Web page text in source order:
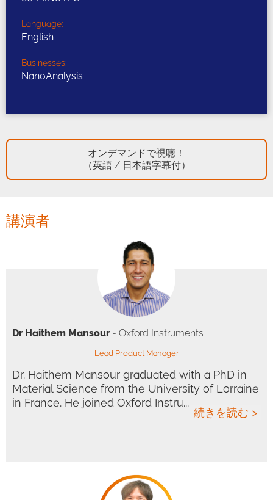
Language:
English
Businesses:
NanoAnalysis
オンデマンドで視聴！
（英語 / 日本語字幕付）
講演者
Dr Haithem Mansour- Oxford Instruments
Lead Product Manager
Dr. Haithem Mansour graduated with a PhD in
Material Science from the University of Lorraine
in France. He joined Oxford Instru...
続きを読む >